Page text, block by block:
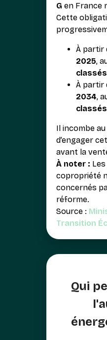
G en France
Cette
À partir
2025,
classés
À partir
2034,
Il incombe
d’engager
avant la
À noter :
copropriété
concernés
réforme.
Source :
Transition
Qui